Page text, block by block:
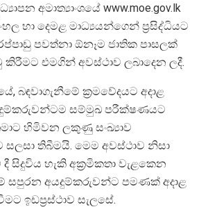
අමාත්‍යාංශයේ www.moe.gov.lk
හා දෙමළ මාධ්‍යයන්ගෙන් ප්‍රසිද්ධියට
පවත්නා ඕනෑම ජාතික පාසලක්
එමගින් අවස්ථාව ලබාදෙන ලදී.
බඳවාගැනීමේ ක්‍රමවේදයට අදාළ
සම්මුඛ පරීක්ෂණයට
හිමිවන ලකුණු සංඛ්‍යාව
සලසා තිබීමයි. මෙම අවස්ථාව නිසා
සිදුවිය හැකි අක්‍රමිකතා වැළකෙන
සපුරන අයදුම්කරුවන්ට පමණක් අදාළ
ඉඩප්‍රස්ථාව සැලසේ.